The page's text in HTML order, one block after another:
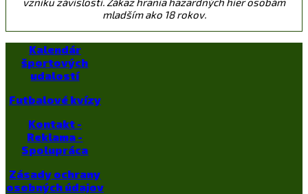
mladším ako 18 rokov.
Kalendár
športových
udalostí
Futbalové kvízy
Kontakt -
Reklama -
Spolupráca
Zásady ochrany
osobných údajov